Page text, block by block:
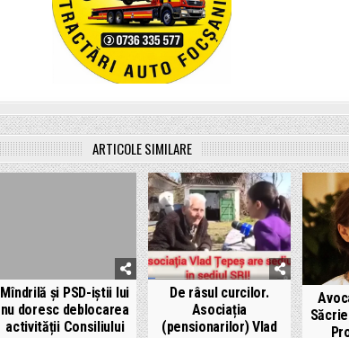
ARTICOLE SIMILARE
Mîndrilă și PSD-iștii lui
nu doresc deblocarea
activității Consiliului
De râsul curcilor.
Asociația
(pensionarilor) Vlad